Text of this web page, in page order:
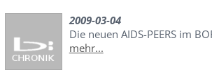
2009-03-04
Die neuen AIDS-PEERS im
mehr...